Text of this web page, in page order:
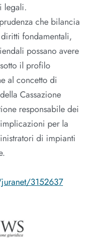
legali.
che bilancia
fondamentali,
possano avere
il profilo
al concetto di
Cassazione
responsabile dei
per la
di impianti
3152637